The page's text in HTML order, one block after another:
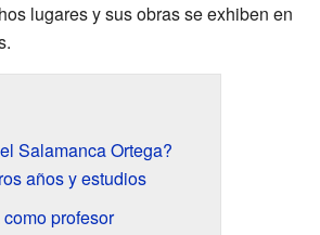
lugares y sus obras se exhiben en
Salamanca Ortega?
años y estudios
profesor